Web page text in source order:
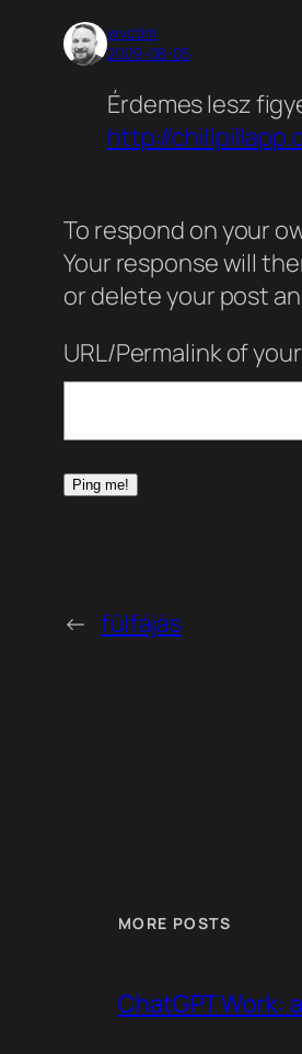
wyctim
2009-08-05
Érdemes lesz
http://
To respond on your
Your response will
or delete your post
URL/Permalink of
← fülfájás
MORE POSTS
ChatGPT Work: